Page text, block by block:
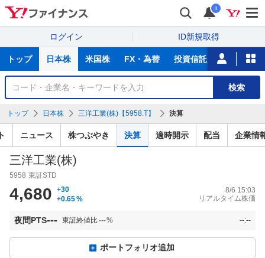
i
ログイン ID新規取得
サ
トップ 日本株 米国株 FX・為替 投資信託 ニュース
銘
検
検索
トップ 日本株 三洋工業(株)【5958.T】 決算
ニュース 株つぶやき 決算 適時開示 配当 企業情
三洋工業(株)
5958 東証STD
4,680
+30
+0.65%
8/6 15:03
リアルタイム株価
夜間PTS--- 東証終値比---% --:--
ポートフォリオ追加